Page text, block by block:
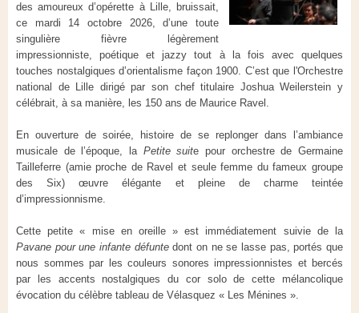
des amoureux d’opérette à Lille, bruissait,
ce mardi 14 octobre 2026, d’une toute
singulière fièvre légèrement
impressionniste, poétique et jazzy tout à la fois avec quelques
touches nostalgiques d’orientalisme façon 1900. C’est que l'Orchestre
national de Lille dirigé par son chef titulaire Joshua Weilerstein y
célébrait, à sa manière, les 150 ans de Maurice Ravel.
En ouverture de soirée, histoire de se replonger dans l’ambiance
musicale de l’époque, la Petite suite pour orchestre de Germaine
Tailleferre (amie proche de Ravel et seule femme du fameux groupe
des Six) œuvre élégante et pleine de charme teintée
d’impressionnisme.
Cette petite « mise en oreille » est immédiatement suivie de la
Pavane pour une infante défuntedont on ne se lasse pas, portés que
nous sommes par les couleurs sonores impressionnistes et bercés
par les accents nostalgiques du cor solo de cette mélancolique
évocation du célèbre tableau de Vélasquez « Les Ménines ».